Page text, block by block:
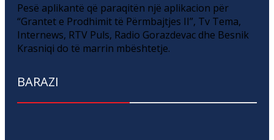
Pesë aplikantë që paraqitën një aplikacion për
“Grantet e Prodhimit të Përmbajtjes II”, Tv Tema,
Internews, RTV Puls, Radio Gorazdevac dhe Besnik
Krasniqi do të marrin mbështetje.
BARAZI